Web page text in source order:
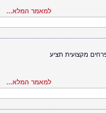
למאמר המלא...
מקצועית תציע
למאמר המלא...